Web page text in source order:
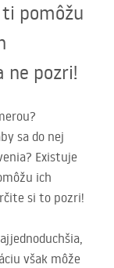
pomôžu
pozri!
sa do nej
Existuje
ich
si to pozri!
však môže